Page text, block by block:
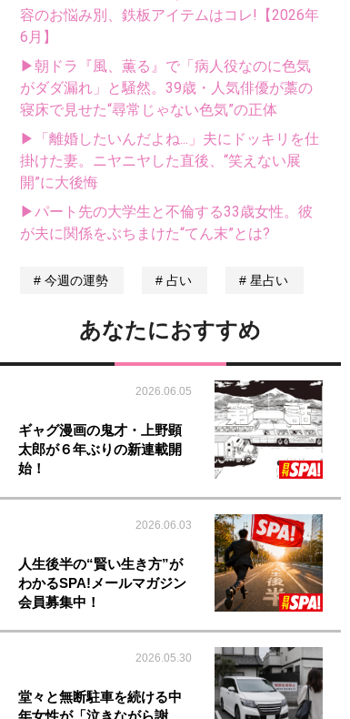
容のお悩み別、鉄板アイテムはコレ!【2026年
6月】
▶朝ドラ『風、薫る』で「病人役なのに色気
がダダ漏れ」と騒然。39歳・人気俳優が藁の
寝床で見せた“尋常じゃない色気”の正体
▶「離婚したいんだよね...」夫にドッキリを仕
掛けた妻。ニヤニヤした直後、“笑えない展
開”に大後悔
▶パート先の大学生と不倫する33歳女性。彼
が夫に関係をぶちまけた“てん末”とは?
今週の運勢 占い 星占い
あなたにおすすめ
2026.06.05
ギャグ漫画の鬼才・上野顕
太郎が６年ぶりの新連載開
始！
2026.06.03
人生後半の“賢い生き方”が
わかるSPA!メールマガジン
会員募集中！
2026.05.30
堂々と無断駐車を続ける中
年女性が「泣きながら謝